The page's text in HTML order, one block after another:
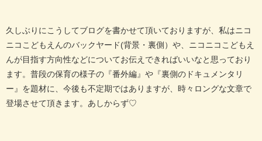
久しぶりにこうしてブログを書かせて頂いておりますが、私はニコ
ニコこどもえんのバックヤード(背景・裏側）や、ニコニコこどもえ
んが目指す方向性などについてお伝えできればいいなと思っており
ます。普段の保育の様子の『番外編』や『裏側のドキュメンタリ
ー』を題材に、今後も不定期ではありますが、時々ロングな文章で
登場させて頂きます。あしからず♡